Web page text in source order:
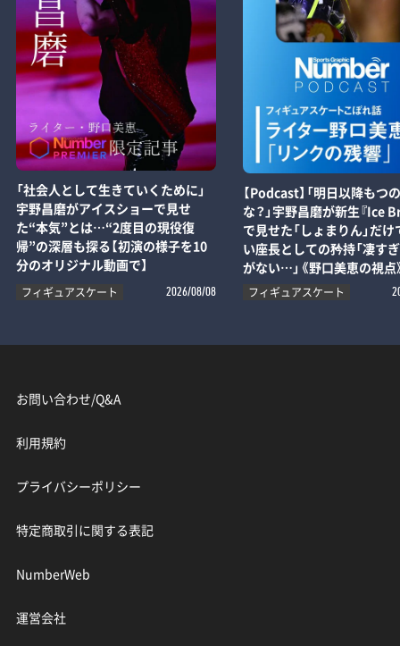
「社会人として生きていくために」
宇野昌磨がアイスショーで見せ
た“本気”とは…“2度目の現役復
帰”の深層も探る【初演の様子を10
分のオリジナル動画で】
フィギュアスケート 2026/08/08
【Podcast】「明日以降もつ
な？」宇野昌磨が新生『Ice
で見せた「しょまりん」だ
い座長としての矜持「凄す
がない…」《野口美恵の視点
フィギュアスケート
お問い合わせ/Q&A
利用規約
プライバシーポリシー
特定商取引に関する表記
NumberWeb
運営会社